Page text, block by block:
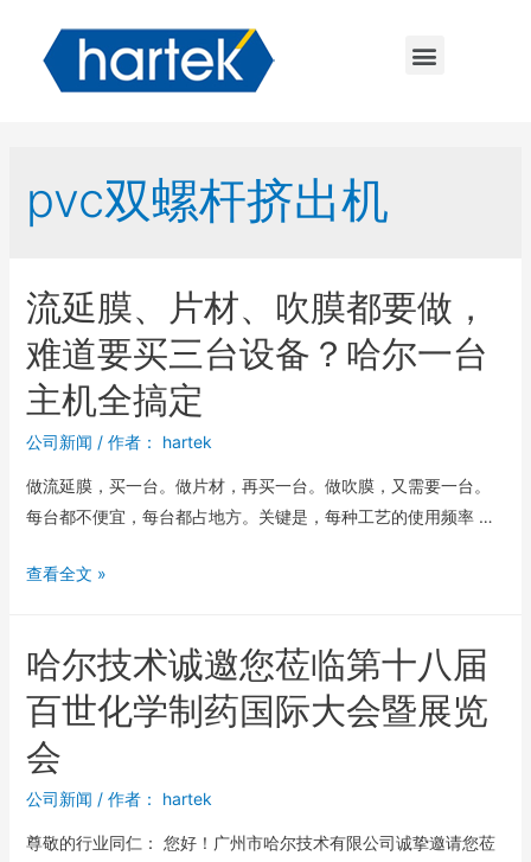
pvc双螺杆挤出机
流延膜、片材、吹膜都要做，
难道要买三台设备？哈尔一台
主机全搞定
公司新闻 / 作者： hartek
做流延膜，买一台。做片材，再买一台。做吹膜，又需要一台。
每台都不便宜，每台都占地方。关键是，每种工艺的使用频率 …
查看全文 »
哈尔技术诚邀您莅临第十八届
百世化学制药国际大会暨展览
会
公司新闻 / 作者： hartek
尊敬的行业同仁： 您好！广州市哈尔技术有限公司诚挚邀请您莅